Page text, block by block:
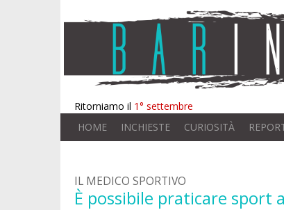
Ritorniamo il 1° settembre
HOME INCHIESTE CURIOSITÀ
IL MEDICO SPORTIVO
È possibile praticare sport